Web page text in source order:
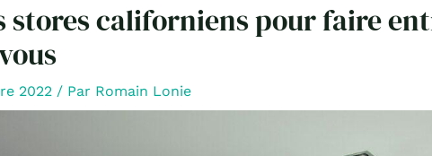
stores californiens pour faire
2022 / Par Romain Lonie